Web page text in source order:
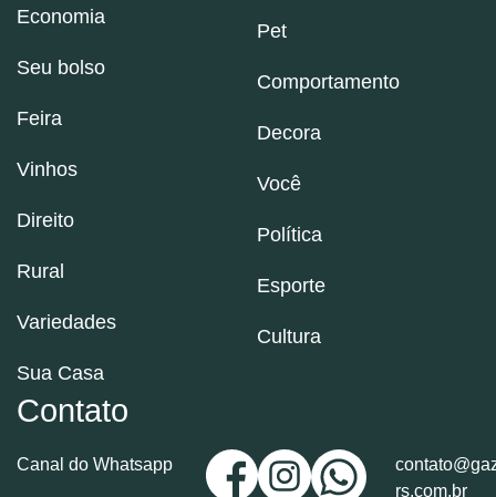
Economia
Seu bolso
Feira
Vinhos
Direito
Rural
Variedades
Sua Casa
Pet
Comportamento
Decora
Você
Política
Esporte
Cultura
Contato
Canal do Whatsapp
rs.com.br